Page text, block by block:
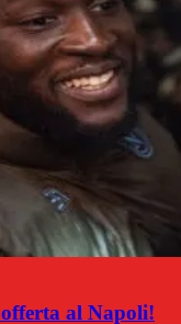
al Napoli!